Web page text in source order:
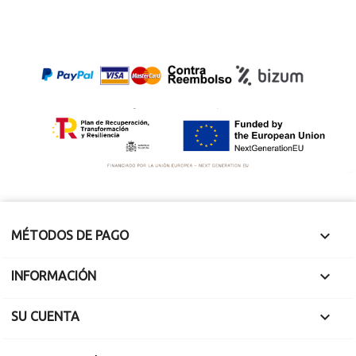
01°02’52.53"E
Pesa 532 gramos.
Mide 10.5 x 9 x 4.9
cm.
Sahara 2021
Fragmento
MÉTODOS DE PAGO 
INFORMACIÓN 
SU CUENTA 